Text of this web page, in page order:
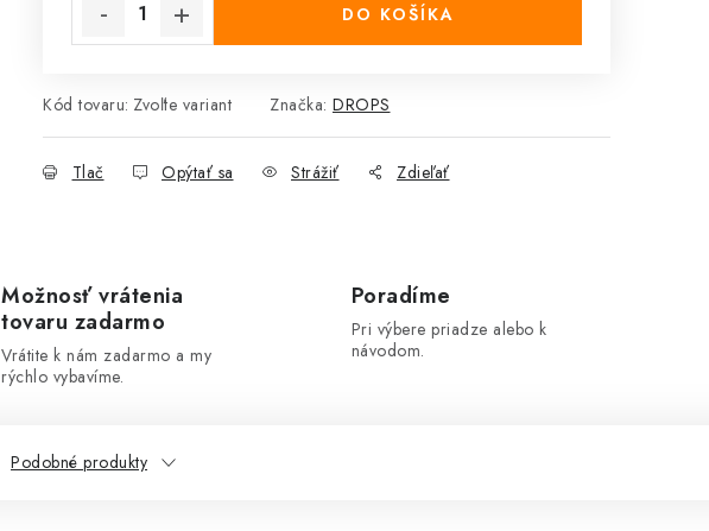
DO KOŠÍKA
Kód tovaru: Zvoľte variant Značka: DROPS
Tlač Opýtať sa Strážiť Zdieľať
Možnosť vrátenia
tovaru zadarmo
Vrátite k nám zadarmo a my
rýchlo vybavíme.
Poradíme
Pri výbere priadze alebo k
návodom.
Podobné produkty